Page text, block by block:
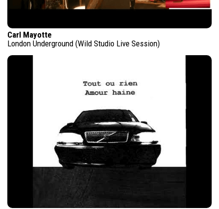
Carl Mayotte
London Underground (Wild Studio Live Session)